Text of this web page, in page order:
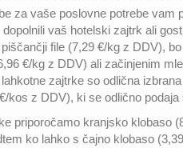
za vaše poslovne potrebe vam
dopolnili vaš hotelski zajtrk ali
file (7,29 €/kg z DDV),
€/kg z DDV) ali začinjenim
zajtrke so odlična
kos z DDV), ki se odlično
priporočamo kranjsko klobaso
ko lahko s čajno klobaso